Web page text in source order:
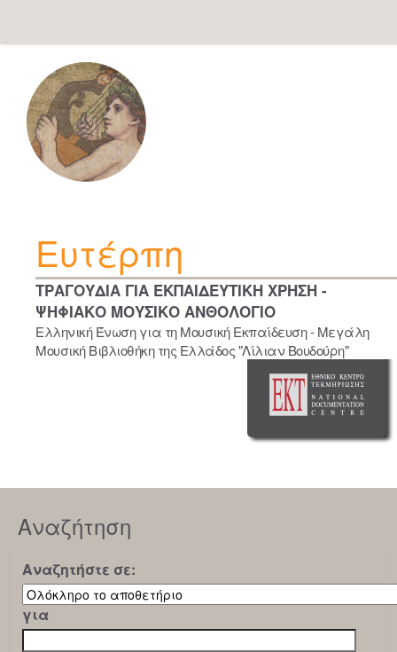
navigation
Ευτέρπη
ΤΡΑΓΟΥΔΙΑ ΓΙΑ ΕΚΠΑΙΔΕΥΤΙΚΗ ΧΡΗΣΗ -
ΨΗΦΙΑΚΟ ΜΟΥΣΙΚΟ ΑΝΘΟΛΟΓΙΟ
Ελληνική Ένωση για τη Μουσική Εκπαίδευση - Μεγάλη
Μουσική Βιβλιοθήκη της Ελλάδος "Λίλιαν Βουδούρη"
Αναζήτηση
Αναζητήστε σε:
για